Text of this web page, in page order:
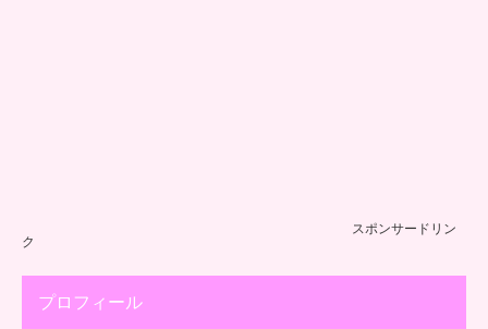
スポンサードリン
ク
プロフィール